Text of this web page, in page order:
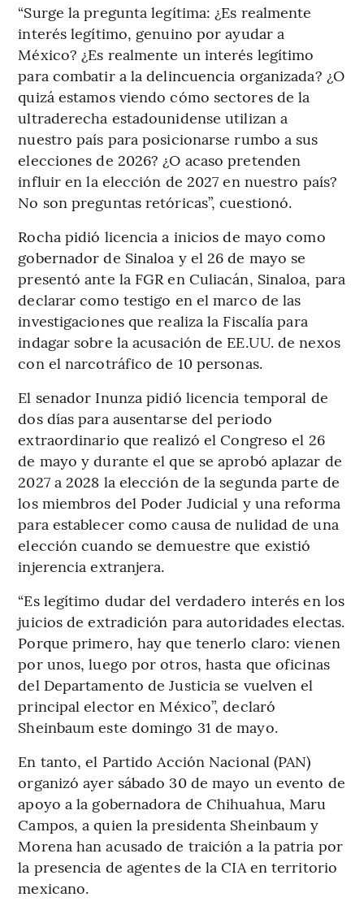
“Surge la pregunta legítima: ¿Es realmente
interés legítimo, genuino por ayudar a
México? ¿Es realmente un interés legítimo
para combatir a la delincuencia organizada? ¿O
quizá estamos viendo cómo sectores de la
ultraderecha estadounidense utilizan a
nuestro país para posicionarse rumbo a sus
elecciones de 2026? ¿O acaso pretenden
influir en la elección de 2027 en nuestro país?
No son preguntas retóricas”, cuestionó.
Rocha pidió licencia a inicios de mayo como
gobernador de Sinaloa y el 26 de mayo se
presentó ante la FGR en Culiacán, Sinaloa, para
declarar como testigo en el marco de las
investigaciones que realiza la Fiscalía para
indagar sobre la acusación de EE.UU. de nexos
con el narcotráfico de 10 personas.
El senador Inunza pidió licencia temporal de
dos días para ausentarse del periodo
extraordinario que realizó el Congreso el 26
de mayo y durante el que se aprobó aplazar de
2027 a 2028 la elección de la segunda parte de
los miembros del Poder Judicial y una reforma
para establecer como causa de nulidad de una
elección cuando se demuestre que existió
injerencia extranjera.
“Es legítimo dudar del verdadero interés en los
juicios de extradición para autoridades electas.
Porque primero, hay que tenerlo claro: vienen
por unos, luego por otros, hasta que oficinas
del Departamento de Justicia se vuelven el
principal elector en México”, declaró
Sheinbaum este domingo 31 de mayo.
En tanto, el Partido Acción Nacional (PAN)
organizó ayer sábado 30 de mayo un evento de
apoyo a la gobernadora de Chihuahua, Maru
Campos, a quien la presidenta Sheinbaum y
Morena han acusado de traición a la patria por
la presencia de agentes de la CIA en territorio
mexicano.